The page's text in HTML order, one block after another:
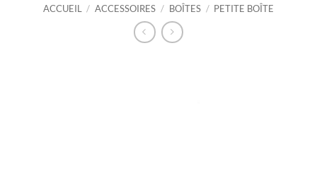
ACCUEIL / ACCESSOIRES / BOÎTES / PETITE BOÎTE